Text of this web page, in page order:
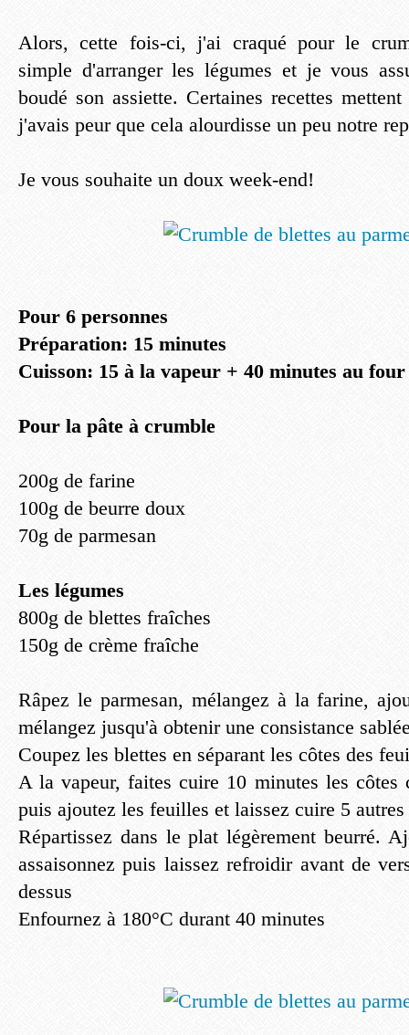
Alors, cette fois-ci, j'ai craqué pour le
simple d'arranger les légumes et je vous
boudé son assiette. Certaines recettes
j'avais peur que cela alourdisse un peu notre
Je vous souhaite un doux week-end!
Pour 6 personnes
Préparation: 15 minutes
Cuisson: 15 à la vapeur + 40 minutes au four
Pour la pâte à crumble
200g de farine
100g de beurre doux
70g de parmesan
Les légumes
800g de blettes fraîches
150g de crème fraîche
Râpez le parmesan, mélangez à la farine,
mélangez jusqu'à obtenir une consistance
Coupez les blettes en séparant les côtes des
A la vapeur, faites cuire 10 minutes les côtes
puis ajoutez les feuilles et laissez cuire 5
Répartissez dans le plat légèrement beurré.
assaisonnez puis laissez refroidir avant de
dessus
Enfournez à 180°C durant 40 minutes